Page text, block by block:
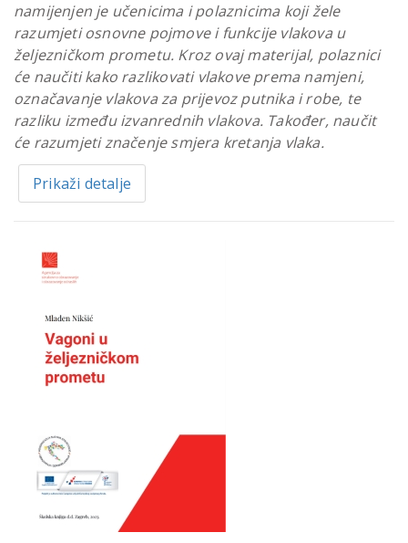
namijenjen je učenicima i polaznicima koji žele
razumjeti osnovne pojmove i funkcije vlakova u
željezničkom prometu. Kroz ovaj materijal, polaznici
će naučiti kako razlikovati vlakove prema namjeni,
označavanje vlakova za prijevoz putnika i robe, te
razliku između izvanrednih vlakova. Također, naučit
će razumjeti značenje smjera kretanja vlaka.
Prikaži detalje